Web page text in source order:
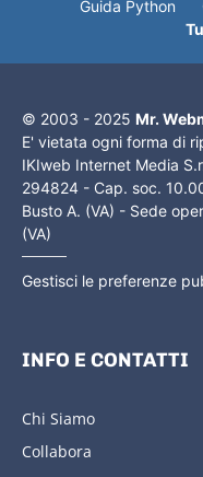
Guida Python
© 2003 - 2025 Mr.
E' vietata ogni forma di
IKIweb Internet Media
294824 - Cap. soc.
Busto A. (VA) - Sede
(VA)
Gestisci le preferenze
INFO E CONTATTI
Chi Siamo
Collabora